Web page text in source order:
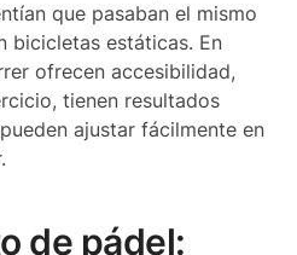
que pasaban el mismo
bicicletas estáticas. En
ofrecen accesibilidad,
tienen resultados
ajustar fácilmente en
de pádel: